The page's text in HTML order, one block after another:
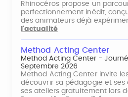
Rhinocéros propose un
perfectionnement inédit,
des animateurs déjà
l'actualité
Method Acting Center
Method Acting Center -
Septembre 2026
Method Acting Center invite
découvrir sa pédagogie et ses
ses ateliers gratuitement lors